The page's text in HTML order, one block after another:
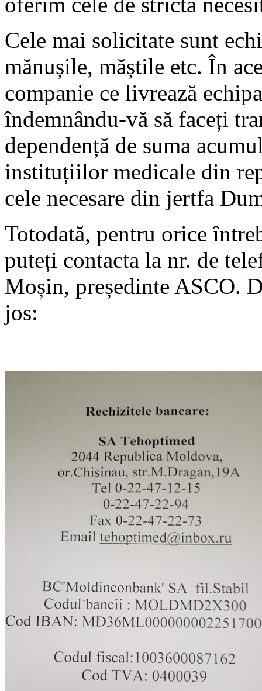
Cele mai solicitate sunt
mănușile, măștile etc. În
companie ce livrează
îndemnându-vă să faceți
dependență de suma
instituțiilor medicale din
cele necesare din jertfa
Totodată, pentru orice
puteți contacta la nr. de
Moșin, președinte ASCO.
jos: